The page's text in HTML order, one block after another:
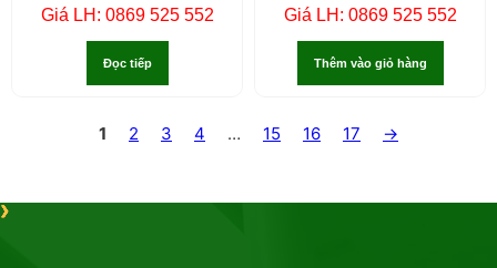
Giá LH: 0869 525 552
Đọc tiếp
Giá LH: 0869 525 552
Thêm vào giỏ hàng
1 2 3 4 … 15 16 17 →